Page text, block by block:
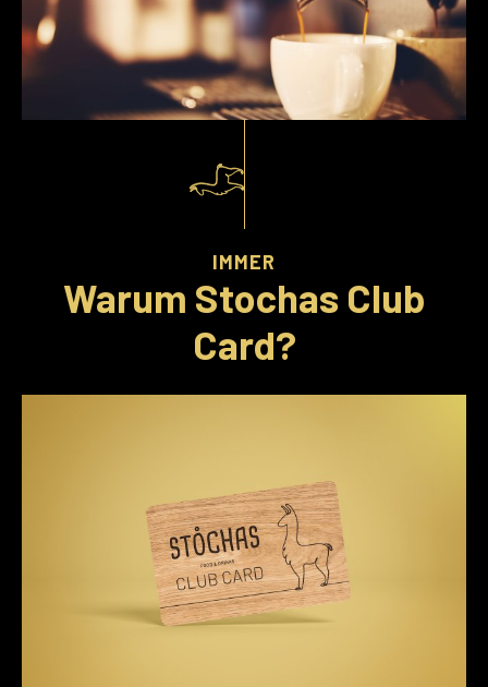
IMMER
Warum Stochas Club
Card?